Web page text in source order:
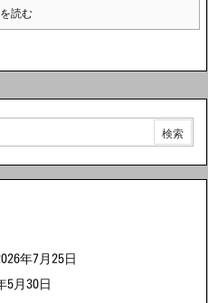
読む
年7月25日
5月30日